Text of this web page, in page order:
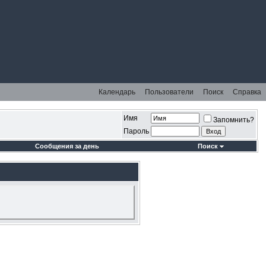
Календарь Пользователи Поиск Справка
Имя
Запомнить?
Пароль
Сообщения за день Поиск